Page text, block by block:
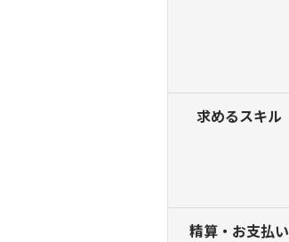
求めるスキル
精算・お支払い